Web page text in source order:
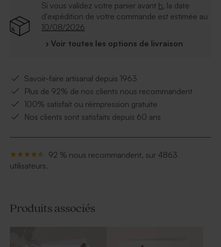
Quantité minimum : 5 ex
Si vous validez votre panier avant h, la date
d'expédition de votre commande est estimée au
10/08/2026
› Voir toutes les options de livraison
Savoir-faire artisanal depuis 1963
Plus de 92% de nos clients nous recommandent
100% satisfait ou réimpression gratuite
Nos clients sont satisfaits depuis 60 ans
92 % nous recommandent, sur 4863
utilisateurs.
Produits associés